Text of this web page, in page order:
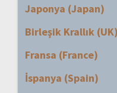
Japonya (Japan)
Birleşik Krallık (UK)
Fransa (France)
İspanya (Spain)